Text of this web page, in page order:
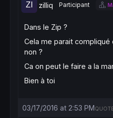
zilliq Participant
Dans le Zip ?
Cela me parait
non ?
Ca on peut le faire a la
Bien à toi
03/17/2016 at 2:53 PM